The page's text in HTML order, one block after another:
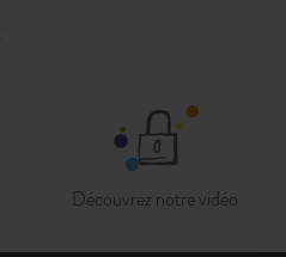
Découvrez notre vidéo